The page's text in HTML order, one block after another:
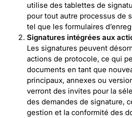
utilise des tablettes de
pour tout autre processus de
tel que les formulaires
Signatures intégrées aux
Les signatures peuvent
actions de protocole, ce qui
documents en tant que
principaux, annexes ou
verront des invites pour la
des demandes de signature,
gestion et la conformité des